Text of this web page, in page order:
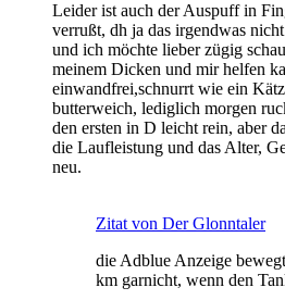
Leider ist auch der Auspuff in
verrußt, dh ja das irgendwas
und ich möchte lieber zügig
meinem Dicken und mir helfen
einwandfrei,schnurrt wie ein
butterweich, lediglich morgen
den ersten in D leicht rein, aber
die Laufleistung und das Alter,
neu.
Zitat von Der Glonntaler
die Adblue Anzeige
km garnicht, wenn den